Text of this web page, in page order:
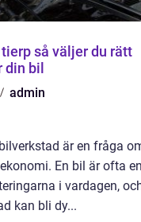
du rätt
bil
admin
är en fråga
En bil är ofta
i vardagen,
kan bli dy...